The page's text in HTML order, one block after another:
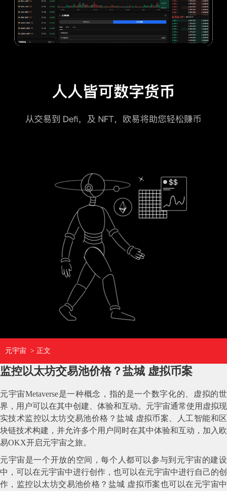
元宇宙 > 正文
监控以太坊交易池价格？盐城 虚拟币案
元宇宙Metaverse是一种概念，指的是一个数字化的、虚拟的世
界，用户可以在其中创建、体验和互动。元宇宙通常使用虚拟现
实技术监控以太坊交易池价格？盐城 虚拟币案、人工智能和区
块链技术构建，并允许多个用户同时在其中体验和互动，加入欧
易OKX开启元宇宙之旅。
元宇宙是一个开放的空间，每个人都可以参与到元宇宙的建设
中，可以在元宇宙中进行创作，也可以在元宇宙中进行自己的创
作，监控以太坊交易池价格？盐城 虚拟币案也可以在元宇宙中